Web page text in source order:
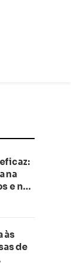
na
e na
às
de